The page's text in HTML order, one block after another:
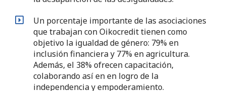
Un porcentaje importante de las asociaciones
que trabajan con Oikocredit tienen como
objetivo la igualdad de género: 79% en
inclusión financiera y 77% en agricultura.
Además, el 38% ofrecen capacitación,
colaborando así en en logro de la
independencia y empoderamiento.